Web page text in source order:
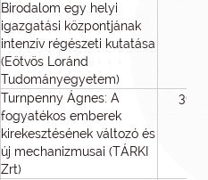
Birodalom egy helyi
igazgatási központjának
intenzív régészeti kutatása
(Eötvös Loránd
Tudományegyetem)
Turnpenny Ágnes: A
fogyatékos emberek
kirekesztésének változó és
új mechanizmusai (TÁRKI
Zrt)
36